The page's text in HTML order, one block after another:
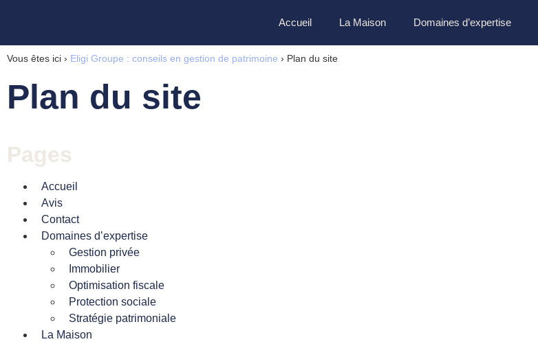
Accueil La Maison Domaines d’expertise
Vous êtes ici › Eligi Groupe : conseils en gestion de patrimoine › Plan du site
Plan du site
Pages
Accueil
Avis
Contact
Domaines d’expertise
Gestion privée
Immobilier
Optimisation fiscale
Protection sociale
Stratégie patrimoniale
La Maison